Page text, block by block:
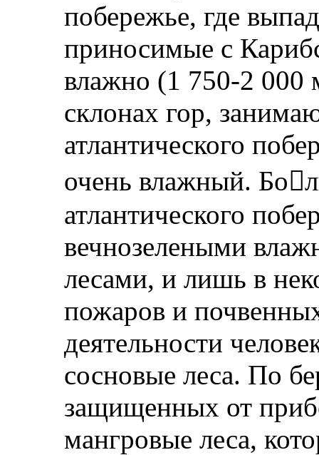
побережье, где
приносимые с
влажно (1 750-2 000
склонах гор,
атлантического
очень влажный.
атлантического
вечнозелеными
лесами, и лишь в
пожаров и
деятельности
сосновые леса. По
защищенных от
мангровые леса,